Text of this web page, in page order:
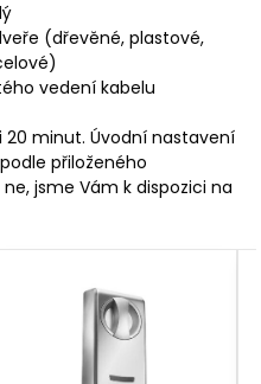
(dřevěné, plastové,
vedení kabelu
minut. Úvodní nastavení
přiloženého
jsme Vám k dispozici na